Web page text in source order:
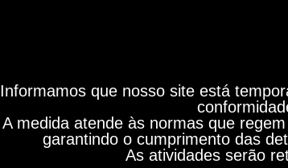
Informamos que nosso site está
A medida atende às normas que
garantindo o cumprimento das
As atividades serão